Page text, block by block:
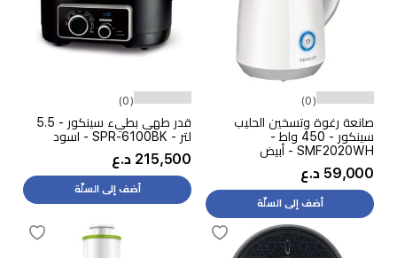
(0)
صانعة رغوة وتسخين الحليب
سينكور - 450 واط -
SMF2020WH - أبيض
59,000 د.ع
أضف إلى السلّة
(0)
قدر طهي بطيء سينكور - 5.5
لتر - SPR-6100BK - اسود
215,500 د.ع
أضف إلى السلّة